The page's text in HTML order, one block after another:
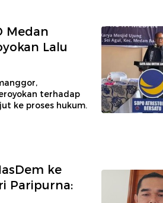
Medan
Lalu
terhadap
ke proses hukum.
ke
Paripurna: